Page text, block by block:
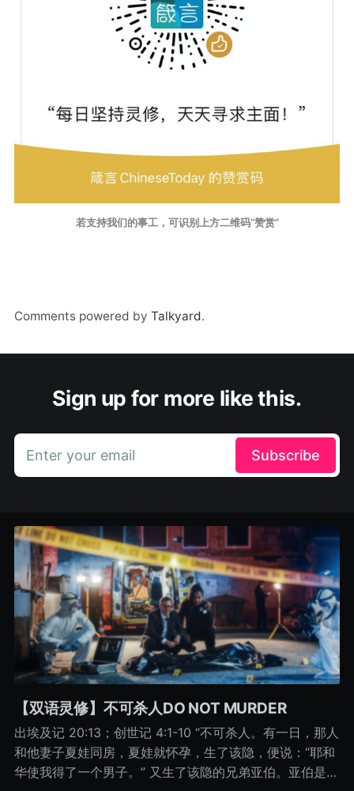
若支持我们的事工，可识别上方二维码“赞赏”
Comments powered by Talkyard.
Sign up for more like this.
Enter your email Subscribe
【双语灵修】不可杀人DO NOT MURDER
出埃及记 20:13；创世记 4:1-10 “不可杀人。有一日，那人
和他妻子夏娃同房，夏娃就怀孕，生了该隐，便说：“耶和
华使我得了一个男子。” 又生了该隐的兄弟亚伯。亚伯是牧